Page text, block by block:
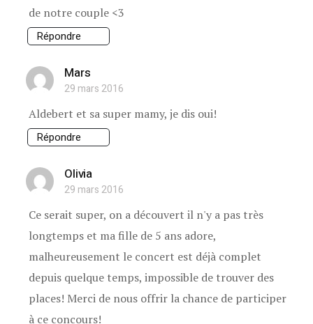
de notre couple <3
Répondre
Mars
29 mars 2016
Aldebert et sa super mamy, je dis oui!
Répondre
Olivia
29 mars 2016
Ce serait super, on a découvert il n'y a pas très
longtemps et ma fille de 5 ans adore,
malheureusement le concert est déjà complet
depuis quelque temps, impossible de trouver des
places! Merci de nous offrir la chance de participer
à ce concours!